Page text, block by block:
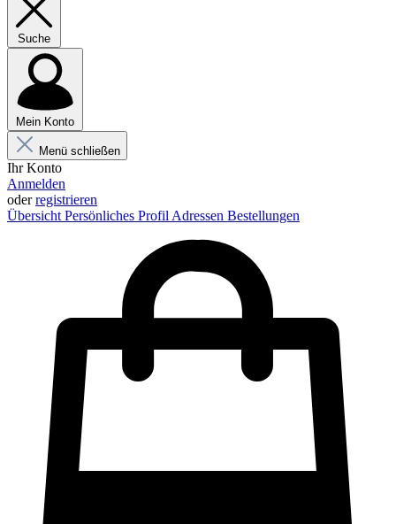
Suche
Mein Konto
Menü schließen
Ihr Konto
Anmelden
oderregistrieren
Übersicht Persönliches Profil Adressen Bestellungen